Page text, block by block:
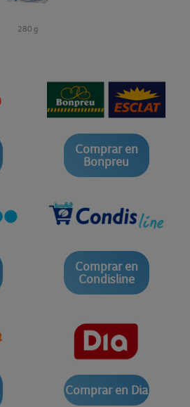
280 g
Comprar en
Bonpreu
Comprar en
Condisline
Comprar en Dia